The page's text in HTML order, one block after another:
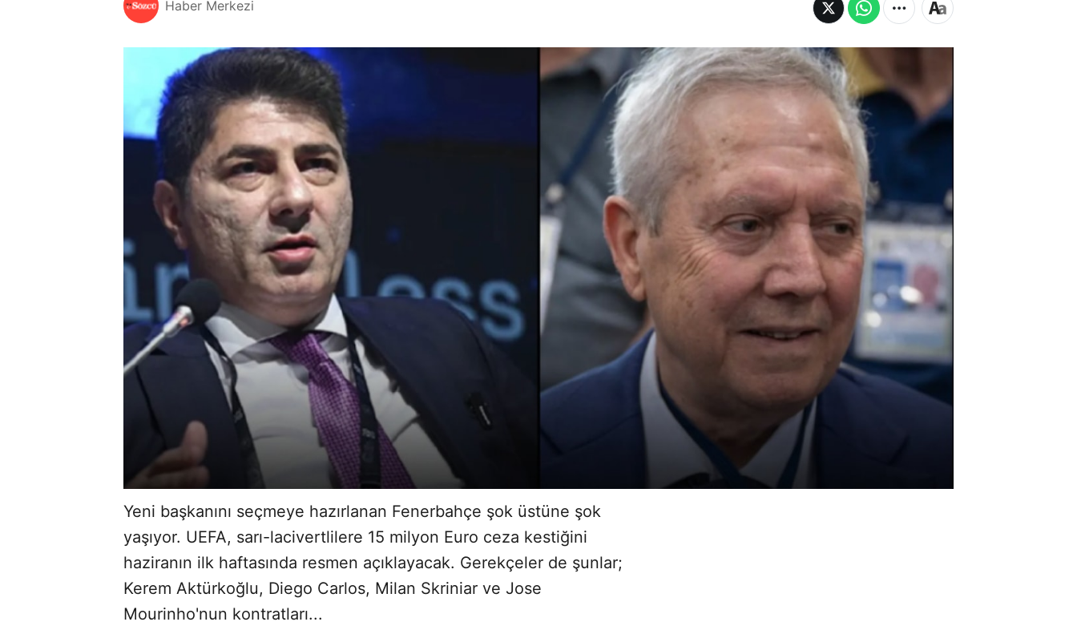
Haber Merkezi
Yeni başkanını seçmeye hazırlanan Fenerbahçe şok üstüne şok
yaşıyor. UEFA, sarı-lacivertlilere 15 milyon Euro ceza kestiğini
haziranın ilk haftasında resmen açıklayacak. Gerekçeler de şunlar;
Kerem Aktürkoğlu, Diego Carlos, Milan Skriniar ve Jose
Mourinho'nun kontratları...